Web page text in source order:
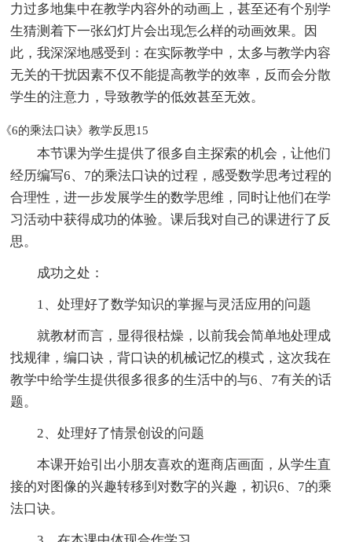
力过多地集中在教学内容外的动画上，甚至还有个别学
生猜测着下一张幻灯片会出现怎么样的动画效果。因
此，我深深地感受到：在实际教学中，太多与教学内容
无关的干扰因素不仅不能提高教学的效率，反而会分散
学生的注意力，导致教学的低效甚至无效。
《6的乘法口诀》教学反思15
本节课为学生提供了很多自主探索的机会，让他们
经历编写6、7的乘法口诀的过程，感受数学思考过程的
合理性，进一步发展学生的数学思维，同时让他们在学
习活动中获得成功的体验。课后我对自己的课进行了反
思。
成功之处：
1、处理好了数学知识的掌握与灵活应用的问题
就教材而言，显得很枯燥，以前我会简单地处理成
找规律，编口诀，背口诀的机械记忆的模式，这次我在
教学中给学生提供很多很多的生活中的与6、7有关的话
题。
2、处理好了情景创设的问题
本课开始引出小朋友喜欢的逛商店画面，从学生直
接的对图像的兴趣转移到对数字的兴趣，初识6、7的乘
法口诀。